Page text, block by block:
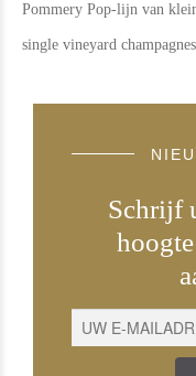
Pommery Pop-lijn van
single vineyard
Schrijf